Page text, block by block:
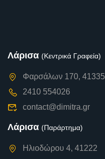
Λάρισα (Κεντρικά Γραφεία)
Φαρσάλων 170, 41335
2410 554026
contact@dimitra.gr
Λάρισα (Παράρτημα)
Ηλιοδώρου 4, 41222